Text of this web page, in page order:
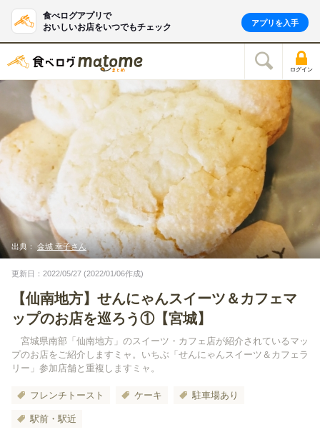
食べログアプリで
おいしいお店をいつでもチェック
アプリを入手
ログイン
出典： 金城 幸子さん
更新日：2022/05/27 (2022/01/06作成)
【仙南地方】せんにゃんスイーツ＆カフェマ
ップのお店を巡ろう①【宮城】
宮城県南部「仙南地方」のスイーツ・カフェ店が紹介されているマッ
プのお店をご紹介しますミャ。いちぶ「せんにゃんスイーツ＆カフェラ
リー」参加店舗と重複しますミャ。
フレンチトースト ケーキ 駐車場あり
駅前・駅近